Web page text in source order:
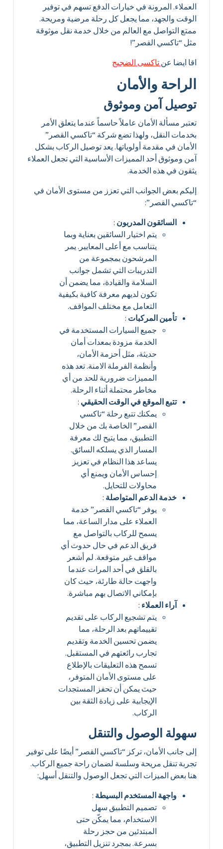
العملاء. المرونة في خيارات الدفع تسهم في توفير
الوقت والجهد، مما يجعل كل رحلة مرضية ومريحة.
ممتع التواصل مع العالم من خلال خدمة نقل موثوقة
مثل “تاكسي القصر”!
اقا ايضا عنتاكسى الضجيج
الراحة والأمان
توصيل آمن وموثوق
تعتبر مسألة الأمان عاملاً حاسماً عندما يتعلق الأمر
بخدمات النقل، ولهذا تضع شركة “تاكسي القصر”
الأمان في مقدمة أولوياتها. يعد توصيل الركاب بشكل
آمن وموثوق أحد المميزات الأساسية التي تجعل العملاء
يثقون في هذه الخدمة.
إليكم بعض الجوانب التي تعزز من مستوى الأمان في
“تاكسي القصر”:
السائقون المدربون:
يتم اختيار السائقين بعناية وبما
يتناسب مع أعلى المعايير. يمر
المرشحون بمجموعة من
التدريبات التي تشمل جوانب
السلامة والقيادة، مما يضمن أن
تكون لديهم معرفة كافية بكيفية
التعامل مع مختلف المواقف.
تأمين المركبات:
جميع السيارات المستخدمة في
الخدمة مزودة بمعدات أمان
حديثة، مثل أحزمة الأمان،
وأنظمة الفرملة الامنة. تعد هذه
المميزات ضرورية للحد من أي
مخاطر محتملة أثناء الرحلة.
تتبع الموقع في الوقت الحقيقي:
يمكنك تتبع رحلة “تاكسي
القصر” الخاصة بك من خلال
التطبيق، مما يتيح لك معرفة
المسار الذي يسلكه السائق.
يساعد هذا النظام في تعزيز
إحساس الأمان ويمنع أي
محاولات للتحايل.
خدمة الدعم المتواصلة:
يوفر “تاكسي القصر” خدمة
العملاء على مدار الساعة، مما
يسمح للركاب بالتواصل مع
فريق الدعم في حال حدوث أي
مواقف غير متوقعة. لم أشعر
بالقلق في أحد المرات عندما
واجهت حالة طارئة، حيث كان
بإمكاني الاتصال بهم مباشرة.
آراء العملاء:
يتم تشجيع الركاب على تقديم
تقييماتهم بعد الرحلة، مما
يضمن تحسين الخدمة وتقديم
تجارب رائعتهم في المستقبل.
تسمح هذه التعليقات بالإطلاع
على مستوى الأمان المتوفر،
حيث يمكن أن تحفز المستجدات
الإيجابية على زيادة الثقة بين
الركاب.
سهولة الوصول والتنقل
إلى جانب الأمان، تركز “تاكسي القصر” أيضًا على توفير
تجربة تنقل مريحة وسلسة لضمان راحة جميع الركاب.
هنا بعض الميزات التي تجعل الوصول والتنقل أسهل:
واجهة المستخدم البسيطة:
تصميم التطبيق سهل
الاستخدام، مما يمكّن حتى
المبتدئين من حجز رحلة
بسرعة. بمجرد تنزيل التطبيق،